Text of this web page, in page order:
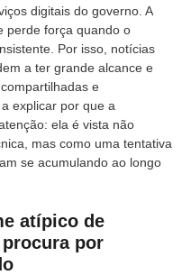
digitais do governo. A
perde força quando o
Por isso, notícias
a ter grande alcance e
e
explicar por que a
ela é vista não
mas como uma tentativa
se acumulando ao longo
atípico de
por